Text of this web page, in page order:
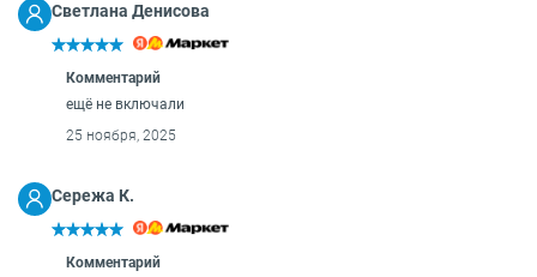
Светлана Денисова
Комментарий
ещё не включали
25 ноября, 2025
Сережа К.
Комментарий